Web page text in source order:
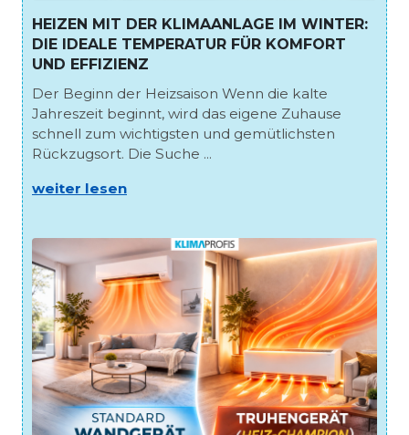
HEIZEN MIT DER KLIMAANLAGE IM WINTER:
DIE IDEALE TEMPERATUR FÜR KOMFORT
UND EFFIZIENZ
Der Beginn der Heizsaison Wenn die kalte
Jahreszeit beginnt, wird das eigene Zuhause
schnell zum wichtigsten und gemütlichsten
Rückzugsort. Die Suche ...
weiter lesen